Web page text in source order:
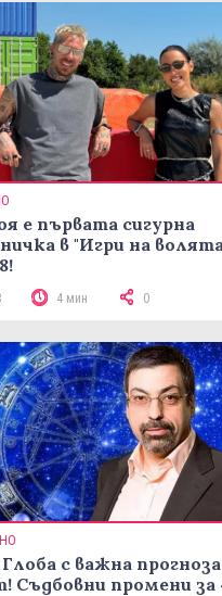
е първата сигурна
в "Игри на
4 мин 0
с важна
Съдбовни промени за